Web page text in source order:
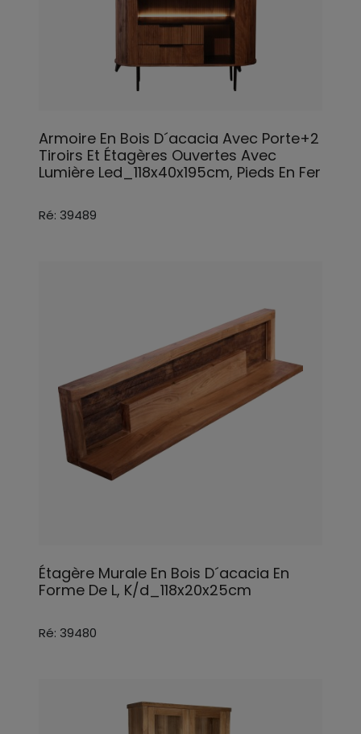
Armoire En Bois D´acacia Avec Porte+2
Tiroirs Et Étagères Ouvertes Avec
Lumière Led_118x40x195cm, Pieds En Fer
Ré: 39489
Étagère Murale En Bois D´acacia En
Forme De L, K/d_118x20x25cm
Ré: 39480